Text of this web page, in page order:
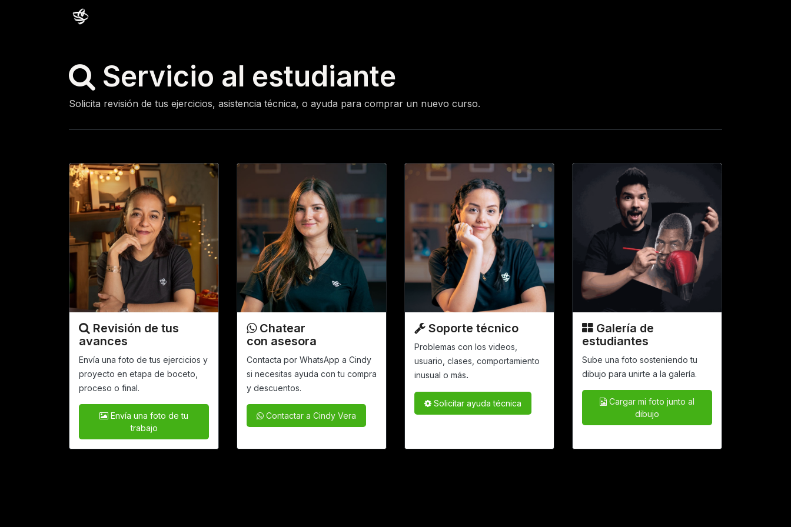
Servicio al estudiante
Solicita revisión de tus ejercicios, asistencia técnica, o ayuda para comprar un nuevo curso.
Revisión de tus
avances
Envía una foto de tus ejercicios y
proyecto en etapa de boceto,
proceso o final.
Envía una foto de tu
trabajo
Chatear
con asesora
Contacta por WhatsApp a Cindy
si necesitas ayuda con tu compra
y descuentos.
Contactar a Cindy Vera
Soporte técnico
Problemas con los videos,
usuario, clases, comportamiento
inusual o más.
Solicitar ayuda técnica​​
Galería de
estudiantes
Sube una foto sosteniendo tu
dibujo para unirte a la galería.
Cargar mi foto junto al
dibujo